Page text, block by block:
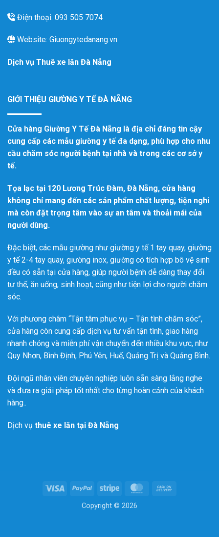
Điện thoại: 093 505 7074
Website: Giuongytedanang.vn
Dịch vụ Thuê xe lăn Đà Nẵng
GIỚI THIỆU GIƯỜNG Y TẾ ĐÀ NẴNG
Cửa hàng Giường Y Tế Đà Nẵng là địa chỉ đáng tin cậy
cung cấp các mẫu giường y tế đa dạng, phù hợp cho nhu
cầu chăm sóc người bệnh tại nhà và trong các cơ sở y
tế.
Tọa lạc tại 120 Lương Trúc Đàm, Đà Nẵng, cửa hàng
không chỉ mang đến các sản phẩm chất lượng, tiện nghi
mà còn đặt trọng tâm vào sự an tâm và thoải mái của
người dùng.
Đặc biệt, các mẫu giường như giường y tế 1 tay quay, giường
y tế 2-4 tay quay, giường inox, giường có tích hợp bô vệ sinh
đều có sẵn tại cửa hàng, giúp người bệnh dễ dàng thay đổi
tư thế, ăn uống, sinh hoạt, cũng như tiện lợi cho người chăm
sóc.
Với phương châm “Tận tâm phục vụ – Tận tình chăm sóc”,
cửa hàng còn cung cấp dịch vụ tư vấn tận tình, giao hàng
nhanh chóng và miễn phí vận chuyển đến nhiều khu vực, như
Quy Nhơn, Bình Định, Phú Yên, Huế, Quảng Trị và Quảng Bình.
Đội ngũ nhân viên chuyên nghiệp luôn sẵn sàng lắng nghe
và đưa ra giải pháp tốt nhất cho từng hoàn cảnh của khách
hàng..
Dịch vụ thuê xe lăn tại Đà Nẵng
Visa PayPal Stripe MasterCard
Copyright © 2026